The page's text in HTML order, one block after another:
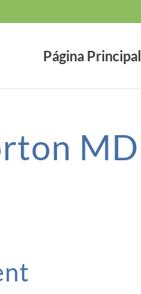
Página Principal
MD